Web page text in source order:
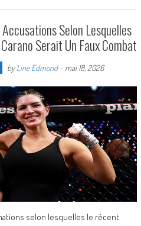
Selon Lesquelles
Serait Un Faux Combat
byLine Edmond- mai 18, 2026
selon lesquelles le récent